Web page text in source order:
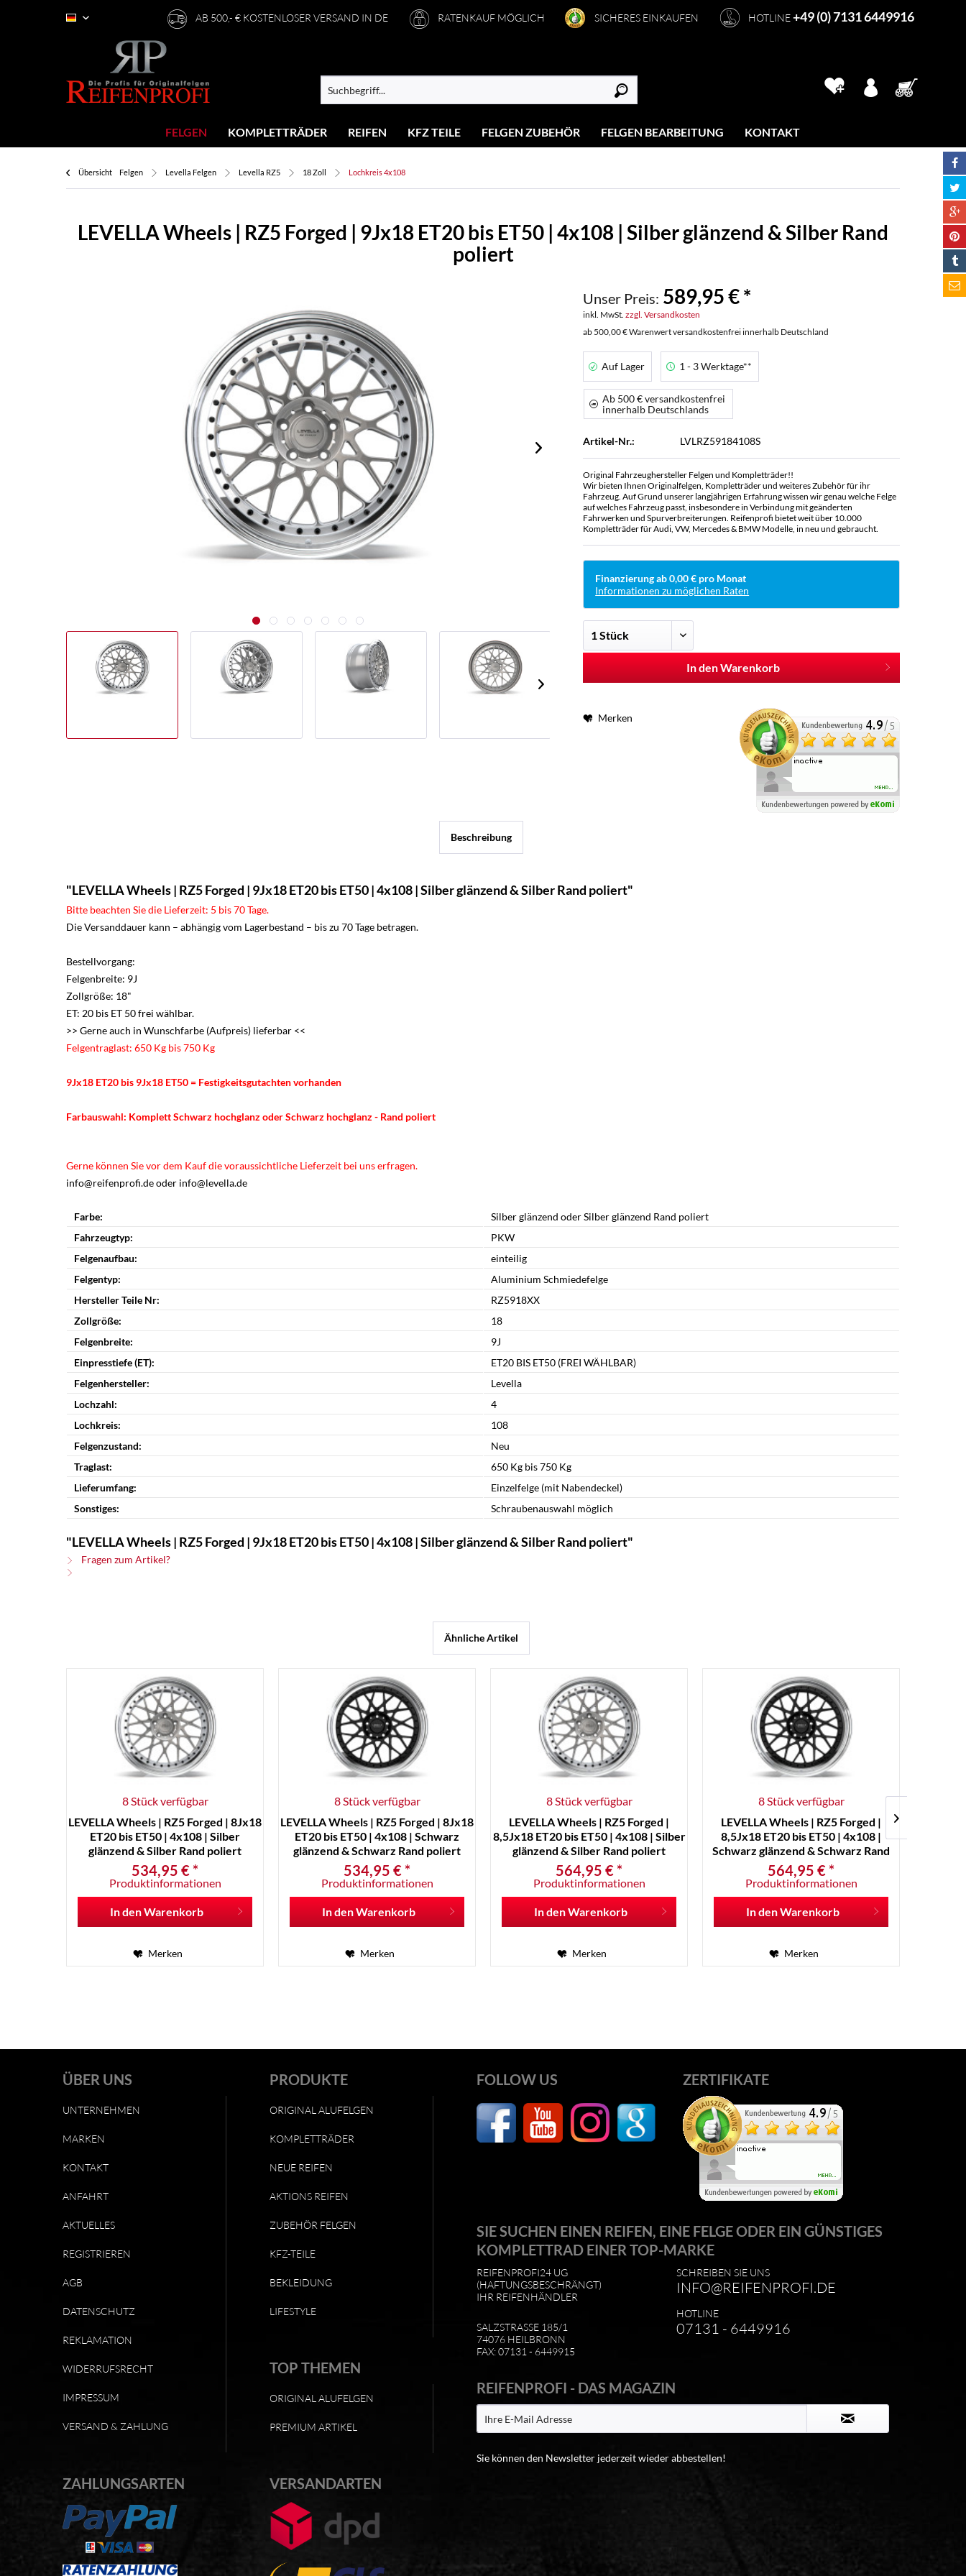
AB 500,- € KOSTENLOSER VERSAND IN DE RATENKAUF MÖGLICH SICHERES EINKAUFEN HOTLINE+49 (0) 7131 6449916
Deutsch
FELGEN KOMPLETTRÄDER REIFEN KFZ TEILE FELGEN ZUBEHÖR FELGEN BEARBEITUNG KONTAKT
Übersicht Felgen Levella Felgen Levella RZ5 18 Zoll Lochkreis 4x108
LEVELLA Wheels | RZ5 Forged | 9Jx18 ET20 bis ET50 | 4x108 | Silber glänzend & Silber Rand
poliert
Unser Preis: 589,95 € *
inkl. MwSt.zzgl. Versandkosten
ab 500,00 € Warenwert versandkostenfrei innerhalb Deutschland
Auf Lager 1 - 3 Werktage**
Ab 500 € versandkostenfrei
innerhalb Deutschlands
Artikel-Nr.: LVLRZ59184108S
Original Fahrzeughersteller Felgen und Kompletträder!!
Wir bieten Ihnen Originalfelgen, Kompletträder und weiteres Zubehör für ihr
Fahrzeug. Auf Grund unserer langjährigen Erfahrung wissen wir genau welche Felge
auf welches Fahrzeug passt, insbesondere in Verbindung mit geänderten
Fahrwerken und Spurverbreiterungen. Reifenprofi bietet weit über 10.000
Kompletträder für Audi, VW, Mercedes & BMW Modelle, in neu und gebraucht.
Finanzierung ab 0,00 € pro Monat
Informationen zu möglichen Raten
In den Warenkorb
Merken
Beschreibung
"LEVELLA Wheels | RZ5 Forged | 9Jx18 ET20 bis ET50 | 4x108 | Silber glänzend & Silber Rand poliert"
Bitte beachten Sie die Lieferzeit: 5 bis 70 Tage.
Die Versanddauer kann – abhängig vom Lagerbestand – bis zu 70 Tage betragen.
Bestellvorgang:
Felgenbreite: 9J
Zollgröße: 18"
ET: 20 bis ET 50 frei wählbar.
>> Gerne auch in Wunschfarbe (Aufpreis) lieferbar <<
Felgentraglast: 650 Kg bis 750 Kg
9Jx18 ET20 bis 9Jx18 ET50 = Festigkeitsgutachten vorhanden
Farbauswahl: Komplett Schwarz hochglanz oderSchwarz hochglanz- Rand poliert
Gerne können Sie vor dem Kauf die voraussichtliche Lieferzeit bei uns erfragen.
info@reifenprofi.de oder info@levella.de
Farbe:
Silber glänzend oder Silber glänzend Rand poliert
Fahrzeugtyp:
PKW
Felgenaufbau:
einteilig
Felgentyp:
Aluminium Schmiedefelge
Hersteller Teile Nr:
RZ5918XX
Zollgröße:
18
Felgenbreite:
9J
Einpresstiefe (ET):
ET20 BIS ET50 (FREI WÄHLBAR)
Felgenhersteller:
Levella
Lochzahl:
4
Lochkreis:
108
Felgenzustand:
Neu
Traglast:
650 Kg bis 750 Kg
Lieferumfang:
Einzelfelge (mit Nabendeckel)
Sonstiges:
Schraubenauswahl möglich
"LEVELLA Wheels | RZ5 Forged | 9Jx18 ET20 bis ET50 | 4x108 | Silber glänzend & Silber Rand poliert"
Fragen zum Artikel?
Ähnliche Artikel
8 Stück verfügbar
LEVELLA Wheels | RZ5 Forged | 8Jx18
ET20 bis ET50 | 4x108 | Silber
glänzend & Silber Rand poliert
534,95 € *
Produktinformationen
In denWarenkorb
Merken
8 Stück verfügbar
LEVELLA Wheels | RZ5 Forged | 8Jx18
ET20 bis ET50 | 4x108 | Schwarz
glänzend & Schwarz Rand poliert
534,95 € *
Produktinformationen
In denWarenkorb
Merken
8 Stück verfügbar
LEVELLA Wheels | RZ5 Forged |
8,5Jx18 ET20 bis ET50 | 4x108 | Silber
glänzend & Silber Rand poliert
564,95 € *
Produktinformationen
In denWarenkorb
Merken
8 Stück verfügbar
LEVELLA Wheels | RZ5 Forged |
8,5Jx18 ET20 bis ET50 | 4x108 |
Schwarz glänzend & Schwarz Rand
polier
564,95 € *
Produktinformationen
In denWarenkorb
Merken
ÜBER UNS
UNTERNEHMEN
MARKEN
KONTAKT
ANFAHRT
AKTUELLES
REGISTRIEREN
AGB
DATENSCHUTZ
REKLAMATION
WIDERRUFSRECHT
IMPRESSUM
VERSAND & ZAHLUNG
PRODUKTE
ORIGINAL ALUFELGEN
KOMPLETTRÄDER
NEUE REIFEN
AKTIONS REIFEN
ZUBEHÖR FELGEN
KFZ-TEILE
BEKLEIDUNG
LIFESTYLE
TOP THEMEN
ORIGINAL ALUFELGEN
PREMIUM ARTIKEL
ZAHLUNGSARTEN VERSANDARTEN
FOLLOW US ZERTIFIKATE
SIE SUCHEN EINEN REIFEN, EINE FELGE ODER EIN GÜNSTIGES
KOMPLETTRAD EINER TOP-MARKE
REIFENPROFI24 UG
(HAFTUNGSBESCHRÄNGT)
IHR REIFENHÄNDLER
SALZSTRASSE 185/1
74076 HEILBRONN
FAX: 07131 - 6449915
SCHREIBEN SIE UNS
INFO@REIFENPROFI.DE
HOTLINE
07131 - 6449916
REIFENPROFI - DAS MAGAZIN
Sie können den Newsletter jederzeit wieder abbestellen!